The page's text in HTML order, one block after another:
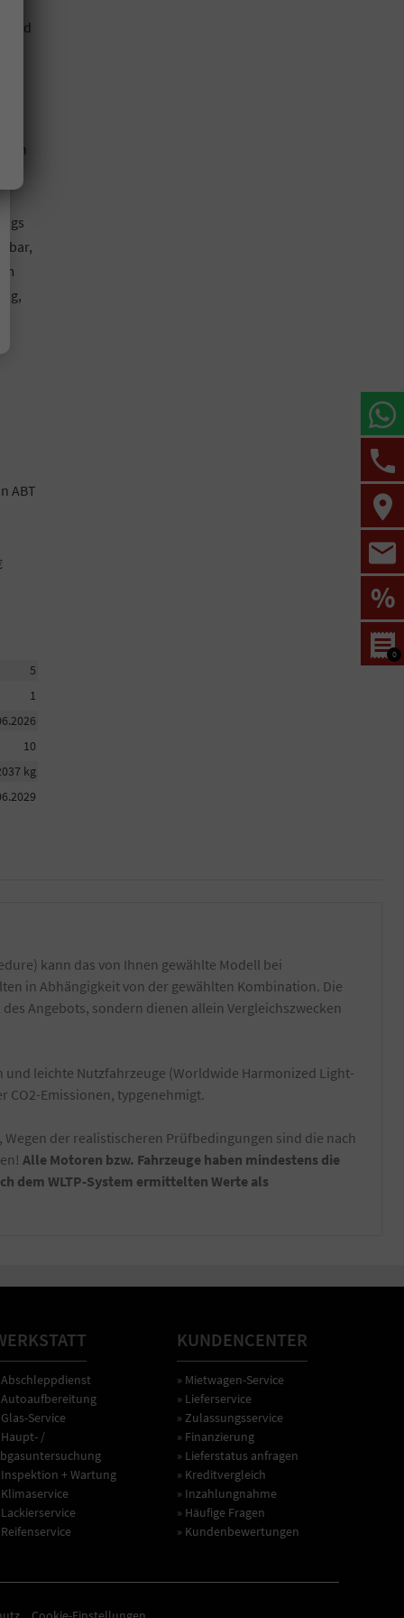
und
ABT
5
1
10
kg
kann das von Ihnen gewählte Modell bei
in Abhängigkeit von der gewählten Kombination. Die
Angebots, sondern dienen allein Vergleichszwecken
leichte Nutzfahrzeuge (Worldwide Harmonized Light-
CO2-Emissionen, typgenehmigt.
der realistischeren Prüfbedingungen sind die nach
Alle Motoren bzw. Fahrzeuge haben mindestens die
dem WLTP-System ermittelten Werte als
Abschleppdienst
Autoaufbereitung
Service
Haupt- /
Inspektion + Wartung
KUNDENCENTER
» Mietwagen-Service
» Lieferservice
» Zulassungsservice
» Finanzierung
» Lieferstatus anfragen
» Kreditvergleich
» Inzahlungnahme
» Häufige Fragen
» Kundenbewertungen
%
0